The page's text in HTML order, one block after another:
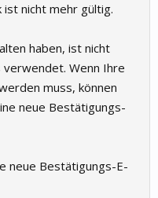
ist nicht mehr gültig.
haben, ist nicht
Wenn Ihre
muss, können
neue Bestätigungs-
neue Bestätigungs-E-